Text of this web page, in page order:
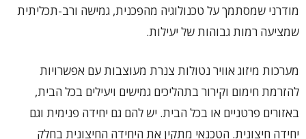
מודרני שמסתמך על טכנולוגיה מהפכנית, גמישה ורב-תכליתית
שמציעה רמות גבוהות של יעילות.
מערכות מיזוג אוויר נטולות צנרת מעוצבות עם אפשרויות
להזרמת חימום וקירור בתהליכים גמישים ויעילים בכל הבית,
באזורים פרטניים או בכל הבית. יש להם גם יחידה פנימית וגם
יחידה חיצונית. הטכנאי מתקין את היחידה החיצונית בחלק